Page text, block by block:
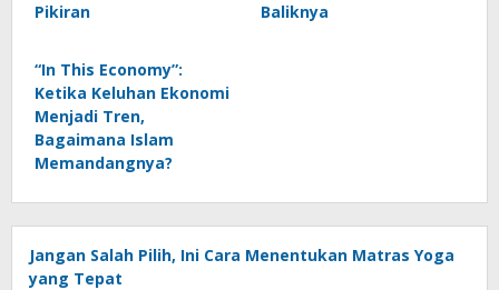
Pikiran
Baliknya
“In This Economy”:
Ketika Keluhan Ekonomi
Menjadi Tren,
Bagaimana Islam
Memandangnya?
Jangan Salah Pilih, Ini Cara Menentukan Matras Yoga
yang Tepat